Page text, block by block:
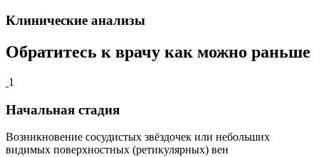
Клинические анализы
Обратитесь к врачу как можно раньше
1
Начальная стадия
Возникновение сосудистых звёздочек или небольших
видимых поверхностных (ретикулярных) вен